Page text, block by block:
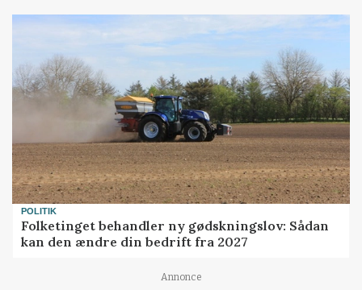
POLITIK
Folketinget behandler ny gødskningslov: Sådan
kan den ændre din bedrift fra 2027
Annonce